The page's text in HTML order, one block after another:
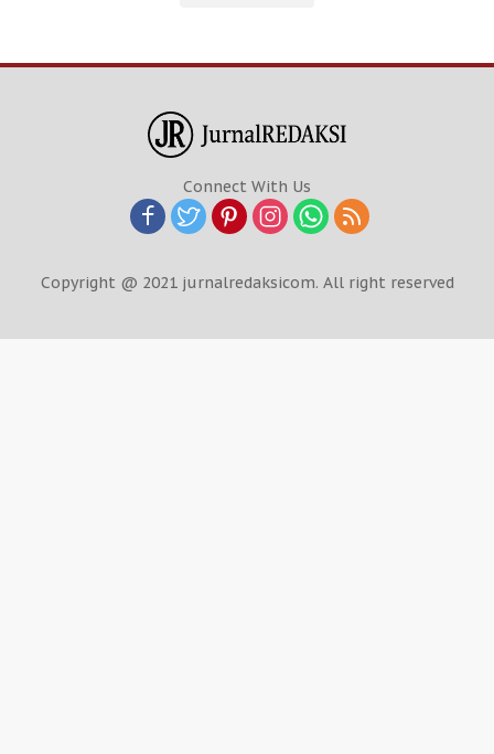
Connect With Us
Copyright @ 2021 jurnalredaksicom. All right reserved